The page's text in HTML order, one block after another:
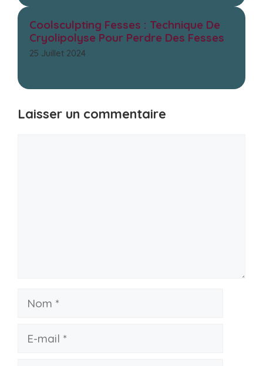
Coolsculpting Fesses : Technique De
Cryolipolyse Pour Perdre Des Fesses
25 Juillet 2024
Laisser un commentaire